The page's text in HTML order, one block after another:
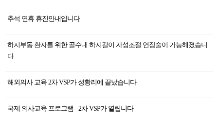
추석 연휴 휴진안내입니다
하지부동 환자를 위한 골수내 하지길이 자성조절 연장술이 가능해졌습니
다
해외의사 교육 2차 VSP가 성황리에 끝났습니다
국제 의사교육 프로그램 - 2차 VSP가 열립니다